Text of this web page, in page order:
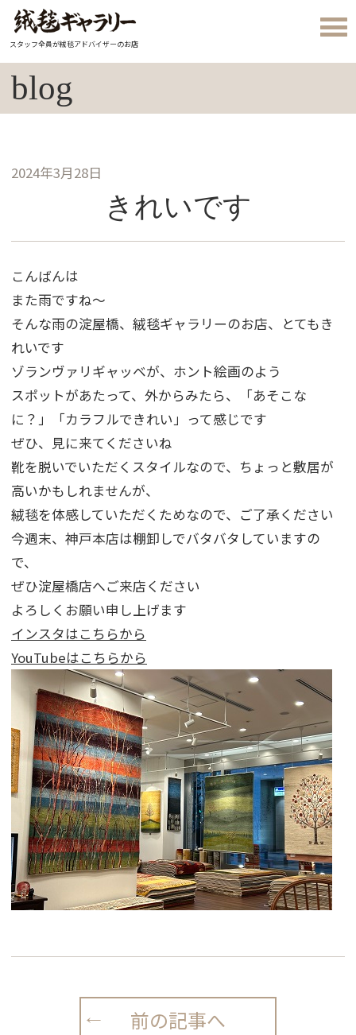
スタッフ全員が絨毯アドバイザーのお店
blog
2024年3月28日
きれいです
こんばんは
また雨ですね～
そんな雨の淀屋橋、絨毯ギャラリーのお店、とてもき
れいです
ゾランヴァリギャッベが、ホント絵画のよう
スポットがあたって、外からみたら、「あそこな
に？」「カラフルできれい」って感じです
ぜひ、見に来てくださいね
靴を脱いでいただくスタイルなので、ちょっと敷居が
高いかもしれませんが、
絨毯を体感していただくためなので、ご了承ください
今週末、神戸本店は棚卸しでバタバタしていますの
で、
ぜひ淀屋橋店へご来店ください
よろしくお願い申し上げます
インスタはこちらから
YouTubeはこちらから
前の記事へ